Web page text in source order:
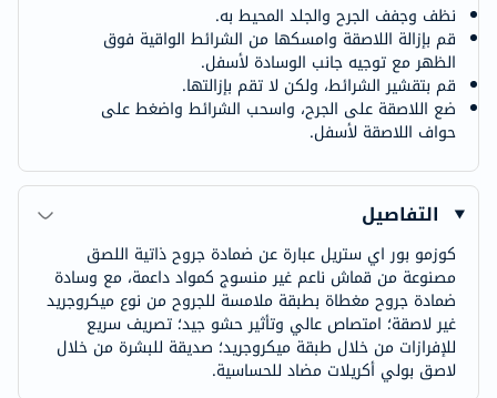
نظف وجفف الجرح والجلد المحيط به.
قم بإزالة اللاصقة وامسكها من الشرائط الواقية فوق
الظهر مع توجيه جانب الوسادة لأسفل.
قم بتقشير الشرائط، ولكن لا تقم بإزالتها.
ضع اللاصقة على الجرح، واسحب الشرائط واضغط على
حواف اللاصقة لأسفل.
التفاصيل
كوزمو بور اي ستريل عبارة عن ضمادة جروح ذاتية اللصق
مصنوعة من قماش ناعم غير منسوج كمواد داعمة، مع وسادة
ضمادة جروح مغطاة بطبقة ملامسة للجروح من نوع ميكروجريد
غير لاصقة؛ امتصاص عالي وتأثير حشو جيد؛ تصريف سريع
للإفرازات من خلال طبقة ميكروجريد؛ صديقة للبشرة من خلال
لاصق بولي أكريلات مضاد للحساسية.